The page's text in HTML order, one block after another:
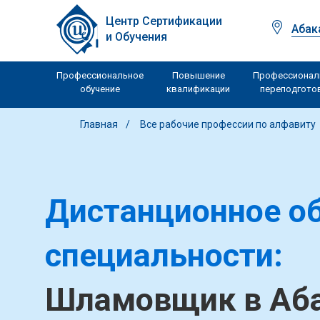
Центр Сертификации
и Обучения
Профессиональное
обучение
Повышение
квалификации
Главная Все рабочие профессии по алфавиту
Дистанционное
специальности:
Шламовщик в